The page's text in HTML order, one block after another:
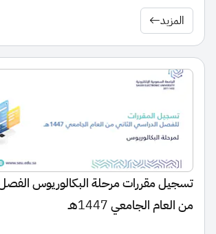
المزيد
تسجيل مقررات مرحلة البكالوريوس الفصل
من العام الجامعي 1447هـ